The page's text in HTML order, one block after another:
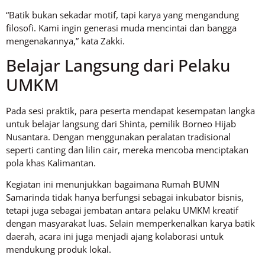
“Batik bukan sekadar motif, tapi karya yang mengandung
filosofi. Kami ingin generasi muda mencintai dan bangga
mengenakannya,” kata Zakki.
Belajar Langsung dari Pelaku
UMKM
Pada sesi praktik, para peserta mendapat kesempatan langka
untuk belajar langsung dari Shinta, pemilik Borneo Hijab
Nusantara. Dengan menggunakan peralatan tradisional
seperti canting dan lilin cair, mereka mencoba menciptakan
pola khas Kalimantan.
Kegiatan ini menunjukkan bagaimana Rumah BUMN
Samarinda tidak hanya berfungsi sebagai inkubator bisnis,
tetapi juga sebagai jembatan antara pelaku UMKM kreatif
dengan masyarakat luas. Selain memperkenalkan karya batik
daerah, acara ini juga menjadi ajang kolaborasi untuk
mendukung produk lokal.